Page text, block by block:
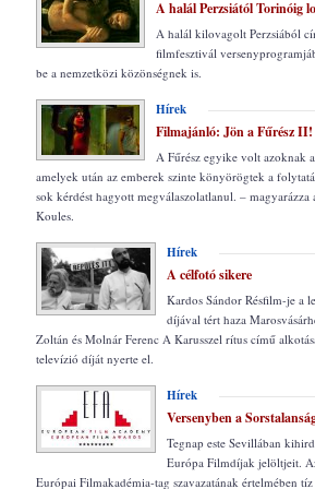
A halál Perzsiától Torinóig
A halál kilovagolt Perzsiából
filmfesztivál
be a nemzetközi közönségnek is.
Hírek
Filmajánló: Jön a Fűrész II!
A Fűrész egyike volt azoknak
amelyek után az emberek szinte könyörögtek a
sok kérdést hagyott megválaszolatlanul. – magyarázza
Koules.
Hírek
A célfotó sikere
Kardos Sándor Résfilm-je a
díjával tért haza
Zoltán és Molnár Ferenc A Karusszel rítus című
televízió díját nyerte el.
Hírek
Versenyben a
Tegnap este Sevillában
Európa Filmdíjak jelöltjeit.
Európai Filmakadémia-tag szavazatának értelmében